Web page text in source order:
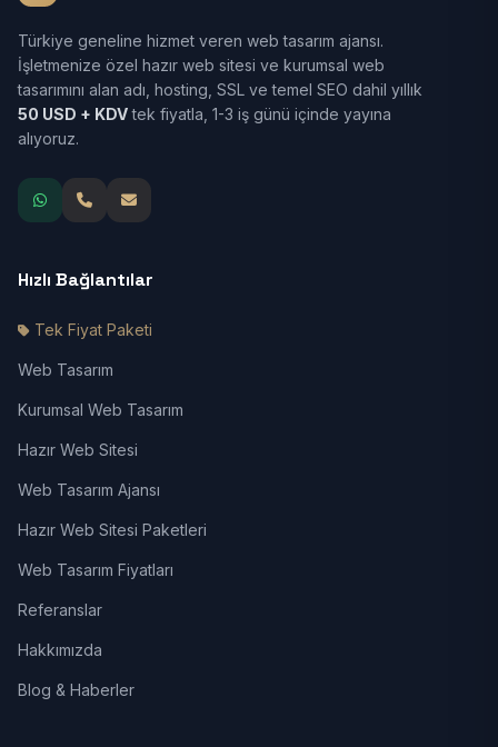
Türkiye geneline hizmet veren web tasarım ajansı.
İşletmenize özel hazır web sitesi ve kurumsal web
tasarımını alan adı, hosting, SSL ve temel SEO dahil yıllık
50 USD + KDVtek fiyatla, 1-3 iş günü içinde yayına
alıyoruz.
Hızlı Bağlantılar
Tek Fiyat Paketi
Web Tasarım
Kurumsal Web Tasarım
Hazır Web Sitesi
Web Tasarım Ajansı
Hazır Web Sitesi Paketleri
Web Tasarım Fiyatları
Referanslar
Hakkımızda
Blog & Haberler